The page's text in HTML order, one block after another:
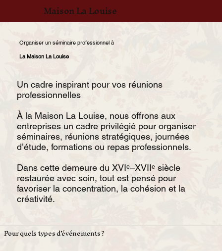
Maison La Louise
Organiser un séminaire professionnel à
La Maison La Louise
Un cadre inspirant pour vos réunions
professionnelles
À la Maison La Louise, nous offrons aux
entreprises un cadre privilégié pour organiser
séminaires, réunions stratégiques, journées
d’étude, formations ou repas professionnels.
Dans cette demeure du XVIᵉ–XVIIᵉ siècle
restaurée avec soin, tout est pensé pour
favoriser la concentration, la cohésion et la
créativité.
Pour quels types d’événements ?